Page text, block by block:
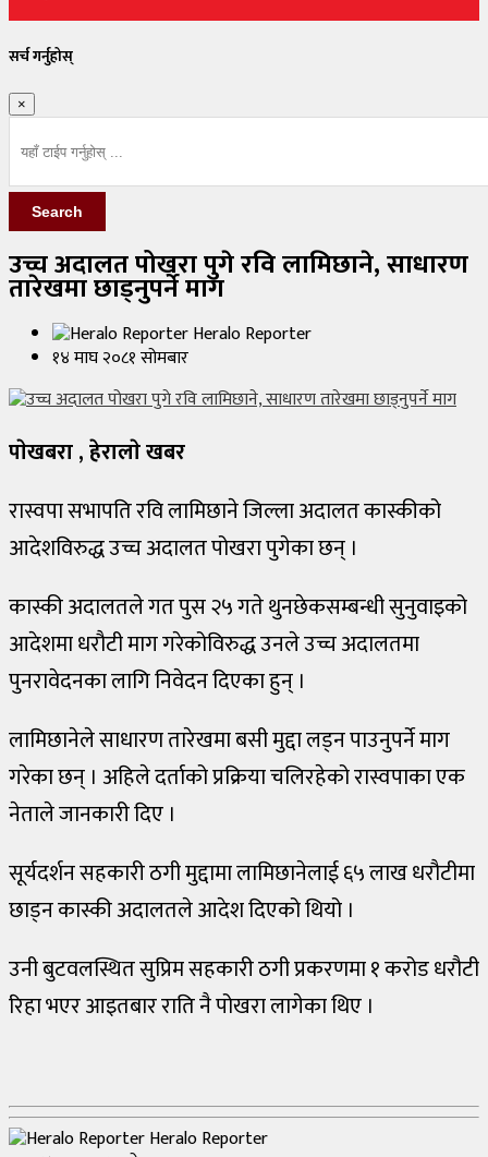
सर्च गर्नुहोस्
×
Search
प्रदेश
कर्णाली
सुदूरपश्चिम
राजनीति
अन्य
समाज
फोटो
फिचर
सुरक्षा
कला/
साहित्य
धर्म
संस्कृति
भिडियो
विचार/
अन्तर्वार्ता
उच्च अदालत पोखरा पुगे रवि लामिछाने, साधारण
तारेखमा छाड्नुपर्ने माग
Heralo Reporter
१४ माघ २०८१ सोमबार
पाेखबरा , हेरालाे खबर
रास्वपा सभापति रवि लामिछाने जिल्ला अदालत कास्कीको
आदेशविरुद्ध उच्च अदालत पोखरा पुगेका छन् ।
कास्की अदालतले गत पुस २५ गते थुनछेकसम्बन्धी सुनुवाइको
आदेशमा धरौटी माग गरेकोविरुद्ध उनले उच्च अदालतमा
पुनरावेदनका लागि निवेदन दिएका हुन् ।
लामिछानेले साधारण तारेखमा बसी मुद्दा लड्न पाउनुपर्ने माग
गरेका छन् । अहिले दर्ताको प्रक्रिया चलिरहेको रास्वपाका एक
नेताले जानकारी दिए ।
सूर्यदर्शन सहकारी ठगी मुद्दामा लामिछानेलाई ६५ लाख धरौटीमा
छाड्न कास्की अदालतले आदेश दिएको थियो ।
उनी बुटवलस्थित सुप्रिम सहकारी ठगी प्रकरणमा १ करोड धरौटी
रिहा भएर आइतबार राति नै पोखरा लागेका थिए ।
Heralo Reporter